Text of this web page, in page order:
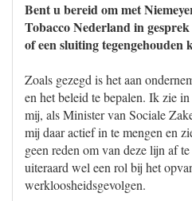
Bent u bereid om met
Tobacco Nederland in
of een sluiting tegengehouden
Zoals gezegd is het aan
en het beleid te bepalen. Ik zie
mij, als Minister van Sociale
mij daar actief in te mengen en
geen reden om van deze lijn af
uiteraard wel een rol bij het
werkloosheidsgevolgen.